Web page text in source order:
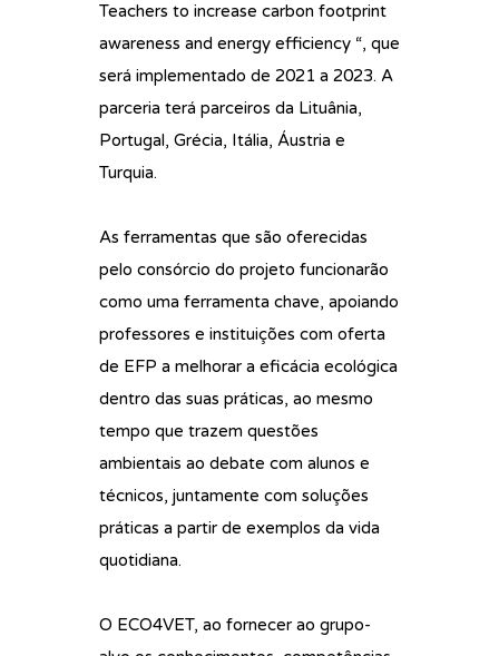
Teachers to increase carbon footprint
awareness and energy efficiency “, que
será implementado de 2021 a 2023. A
parceria terá parceiros da Lituânia,
Portugal, Grécia, Itália, Áustria e
Turquia.
As ferramentas que são oferecidas
pelo consórcio do projeto funcionarão
como uma ferramenta chave, apoiando
professores e instituições com oferta
de EFP a melhorar a eficácia ecológica
dentro das suas práticas, ao mesmo
tempo que trazem questões
ambientais ao debate com alunos e
técnicos, juntamente com soluções
práticas a partir de exemplos da vida
quotidiana.
O ECO4VET, ao fornecer ao grupo-